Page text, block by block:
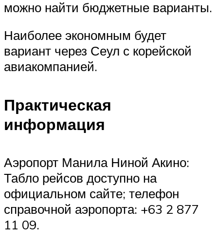
можно найти бюджетные варианты.
Наиболее экономным будет
вариант через Сеул с корейской
авиакомпанией.
Практическая
информация
Аэропорт Манила Ниной Акино:
Табло рейсов доступно на
официальном сайте; телефон
справочной аэропорта: +63 2 877
11 09.